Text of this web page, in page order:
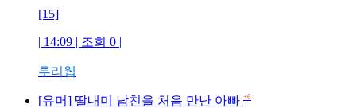
[15]
| 14:09 | 조회 0 |
루리웹
[유머] 딸내미 남친을 처음 만난 아빠 +6